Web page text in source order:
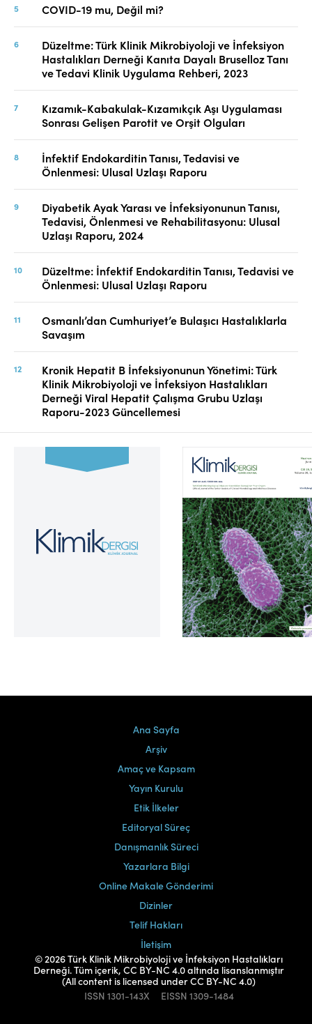
COVID-19 mu, Değil mi?
Düzeltme: Türk Klinik Mikrobiyoloji ve İnfeksiyon
Hastalıkları Derneği Kanıta Dayalı Bruselloz Tanı
ve Tedavi Klinik Uygulama Rehberi, 2023
Kızamık-Kabakulak-Kızamıkçık Aşı Uygulaması
Sonrası Gelişen Parotit ve Orşit Olguları
İnfektif Endokarditin Tanısı, Tedavisi ve
Önlenmesi: Ulusal Uzlaşı Raporu
Diyabetik Ayak Yarası ve İnfeksiyonunun Tanısı,
Tedavisi, Önlenmesi ve Rehabilitasyonu: Ulusal
Uzlaşı Raporu, 2024
Düzeltme: İnfektif Endokarditin Tanısı, Tedavisi ve
Önlenmesi: Ulusal Uzlaşı Raporu
Osmanlı’dan Cumhuriyet’e Bulaşıcı Hastalıklarla
Savaşım
Kronik Hepatit B İnfeksiyonunun Yönetimi: Türk
Klinik Mikrobiyoloji ve İnfeksiyon Hastalıkları
Derneği Viral Hepatit Çalışma Grubu Uzlaşı
Raporu-2023 Güncellemesi
Cilt 39, Sayı 2
Ana Sayfa
Arşiv
Amaç ve Kapsam
Yayın Kurulu
Etik İlkeler
Editoryal Süreç
Danışmanlık Süreci
Yazarlara Bilgi
Online Makale Gönderimi
Dizinler
Telif Hakları
İletişim
© 2026 Türk Klinik Mikrobiyoloji ve İnfeksiyon Hastalıkları
Derneği. Tüm içerik, CC BY-NC 4.0 altında lisanslanmıştır
(All content is licensed under CC BY-NC 4.0)
ISSN 1301-143X EISSN 1309-1484